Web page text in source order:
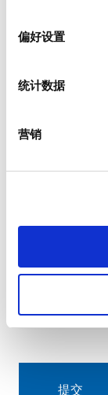
偏好设置
统计数据
营销
硕特可从您提供
法律的规定，您
处理和隐私保护
我同意接受